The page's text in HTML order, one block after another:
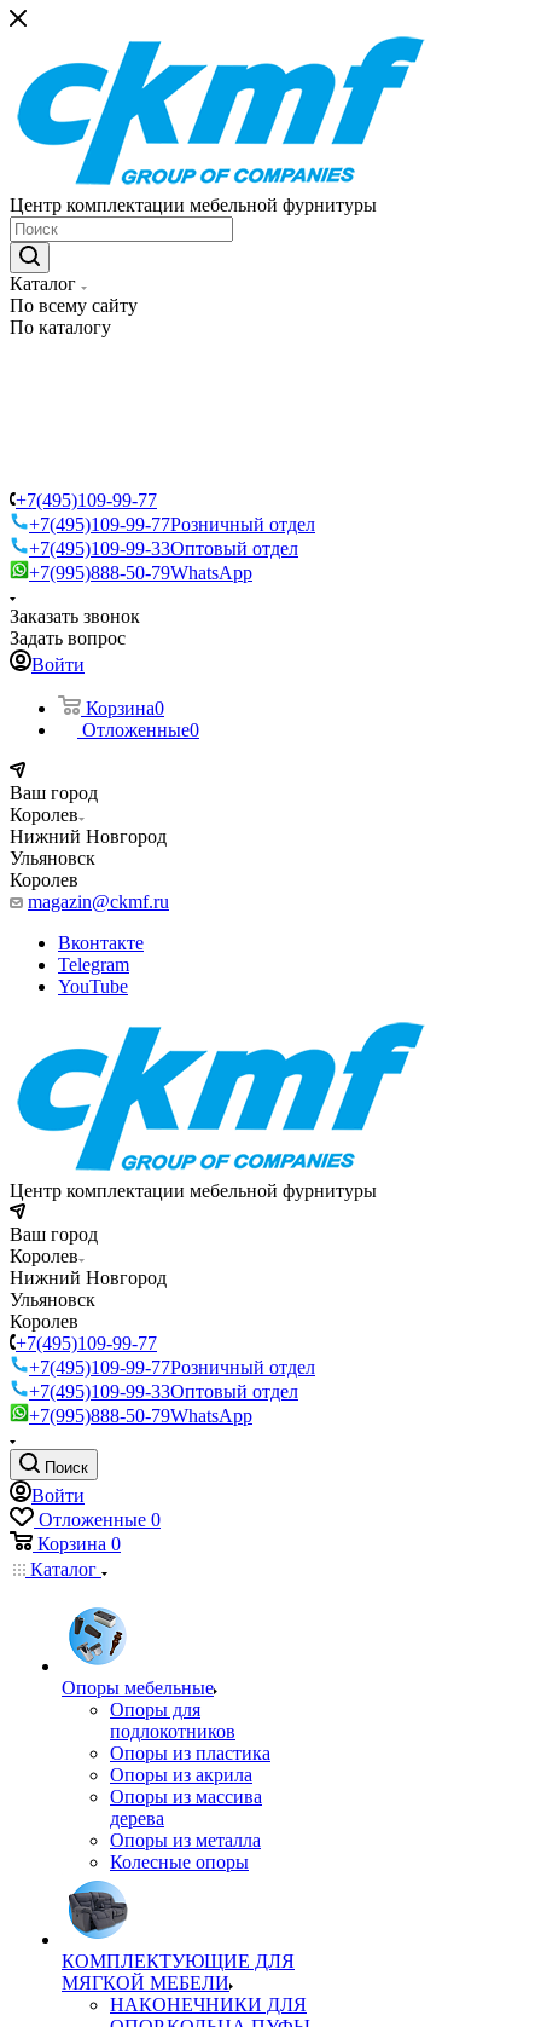
Центр комплектации мебельной фурнитуры
Каталог
По всему сайту
По каталогу
+7(495)109-99-77
+7(495)109-99-77Розничный отдел
+7(495)109-99-33Оптовый отдел
+7(995)888-50-79WhatsApp
Заказать звонок
Задать вопрос
Войти
Корзина0
Отложенные0
Ваш город
Королев
Нижний Новгород
Ульяновск
Королев
magazin@ckmf.ru
Вконтакте
Telegram
YouTube
Центр комплектации мебельной фурнитуры
Ваш город
Королев
Нижний Новгород
Ульяновск
Королев
+7(495)109-99-77
+7(495)109-99-77Розничный отдел
+7(495)109-99-33Оптовый отдел
+7(995)888-50-79WhatsApp
Поиск
Войти
Отложенные 0
Корзина 0
Каталог
Опоры мебельные
Опоры для
подлокотников
Опоры из пластика
Опоры из акрила
Опоры из массива
дерева
Опоры из металла
Колесные опоры
КОМПЛЕКТУЮЩИЕ ДЛЯ
МЯГКОЙ МЕБЕЛИ
НАКОНЕЧНИКИ ДЛЯ